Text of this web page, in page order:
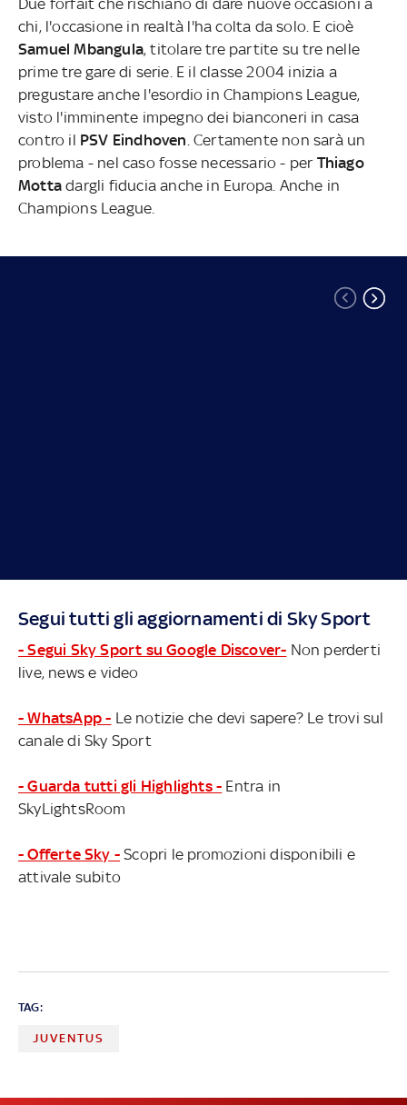
chi, l'occasione in realtà l'ha colta da solo. E cioè
Samuel Mbangula, titolare tre partite su tre nelle
prime tre gare di serie. E il classe 2004 inizia a
pregustare anche l'esordio in Champions League,
visto l'imminente impegno dei bianconeri in casa
contro il PSV Eindhoven . Certamente non sarà un
problema - nel caso fosse necessario - per Thiago
Motta dargli fiducia anche in Europa. Anche in
Champions League.
Segui tutti gli aggiornamenti di Sky Sport
- Segui Sky Sport su Google Discover- Non perderti
live, news e video
- WhatsApp - Le notizie che devi sapere? Le trovi sul
canale di Sky Sport
- Guarda tutti gli Highlights - Entra in
SkyLightsRoom
- Offerte Sky - Scopri le promozioni disponibili e
attivale subito
TAG:
JUVENTUS